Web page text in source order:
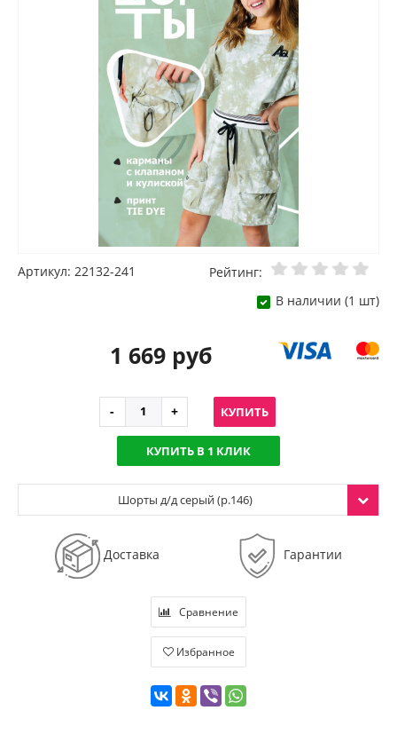
Артикул: 22132-241
Рейтинг:
В наличии (1 шт)
1 669 руб
КУПИТЬ
КУПИТЬ В 1 КЛИК
Шорты д/д серый (р.146)
Доставка Гарантии
Сравнение
Избранное